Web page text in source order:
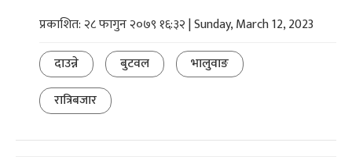
प्रकाशित: २८ फागुन २०७९ १६:३२ | Sunday, March 12, 2023
दाउन्ने
बुटवल
भालुवाङ
रात्रिबजार